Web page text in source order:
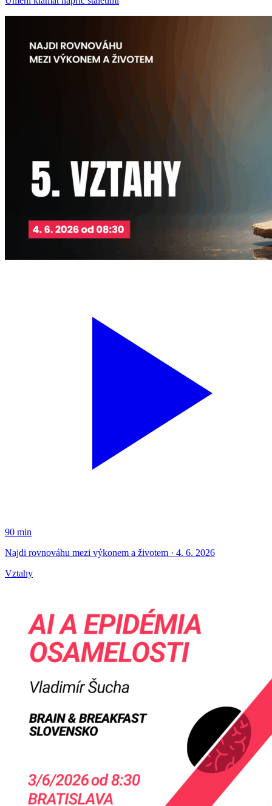
90 min
Najdi rovnováhu mezi výkonem a životem · 4. 6. 2026
Vztahy